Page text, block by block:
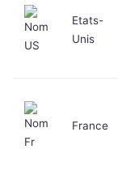
Etats-
Unis
France